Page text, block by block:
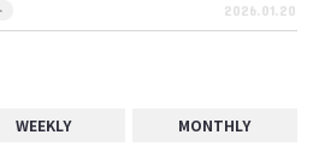
2026.01.20
WEEKLY MONTHLY